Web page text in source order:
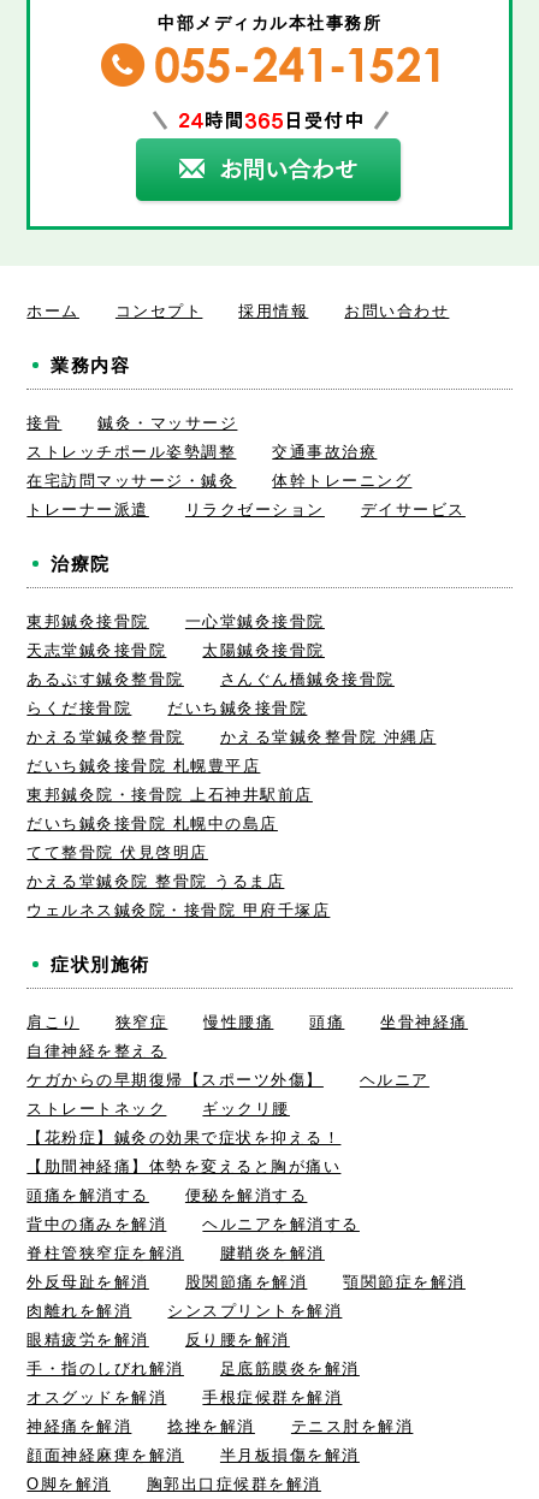
中部メディカル本社事務所
ホーム コンセプト 採用情報 お問い合わせ
業務内容
接骨
鍼灸・マッサージ
ストレッチポール姿勢調整
交通事故治療
在宅訪問マッサージ・鍼灸
体幹トレーニング
トレーナー派遣
リラクゼーション デイサービス
治療院
東邦鍼灸接骨院
一心堂鍼灸接骨院
天志堂鍼灸接骨院
太陽鍼灸接骨院
あるぷす鍼灸整骨院
さんぐん橋鍼灸接骨院
らくだ接骨院
だいち鍼灸接骨院
かえる堂鍼灸整骨院
かえる堂鍼灸整骨院 沖縄店
だいち鍼灸接骨院 札幌豊平店
東邦鍼灸院・接骨院 上石神井駅前店
だいち鍼灸接骨院 札幌中の島店
てて整骨院 伏見啓明店
かえる堂鍼灸院 整骨院 うるま店
ウェルネス鍼灸院・接骨院 甲府千塚店
症状別施術
肩こり 狭窄症 慢性腰痛 頭痛
坐骨神経痛
自律神経を整える
ケガからの早期復帰【スポーツ外傷】
ヘルニア
ストレートネック
ギックリ腰
【花粉症】鍼灸の効果で症状を抑える！
【肋間神経痛】体勢を変えると胸が痛い
頭痛を解消する
便秘を解消する
背中の痛みを解消
ヘルニアを解消する
脊柱管狭窄症を解消
腱鞘炎を解消
外反母趾を解消
股関節痛を解消
顎関節症を解消
肉離れを解消
シンスプリントを解消
眼精疲労を解消
反り腰を解消
手・指のしびれ解消
足底筋膜炎を解消
オスグッドを解消
手根症候群を解消
神経痛を解消
捻挫を解消
テニス肘を解消
顔面神経麻痺を解消
半月板損傷を解消
O脚を解消
胸郭出口症候群を解消